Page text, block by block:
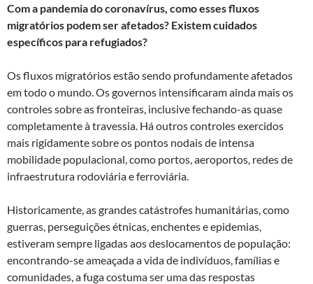
Com a pandemia do coronavírus, como esses fluxos
migratórios podem ser afetados? Existem cuidados
específicos para refugiados?
Os fluxos migratórios estão sendo profundamente afetados
em todo o mundo. Os governos intensificaram ainda mais os
controles sobre as fronteiras, inclusive fechando-as quase
completamente à travessia. Há outros controles exercidos
mais rigidamente sobre os pontos nodais de intensa
mobilidade populacional, como portos, aeroportos, redes de
infraestrutura rodoviária e ferroviária.
Historicamente, as grandes catástrofes humanitárias, como
guerras, perseguições étnicas, enchentes e epidemias,
estiveram sempre ligadas aos deslocamentos de população:
encontrando-se ameaçada a vida de indivíduos, famílias e
comunidades, a fuga costuma ser uma das respostas